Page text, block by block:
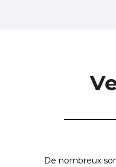
De nombreux